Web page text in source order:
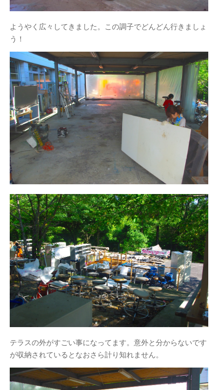
ようやく広々してきました。この調子でどんどん行きましょ
う！
テラスの外がすごい事になってます。意外と分からないです
が収納されているとなおさら計り知れません。